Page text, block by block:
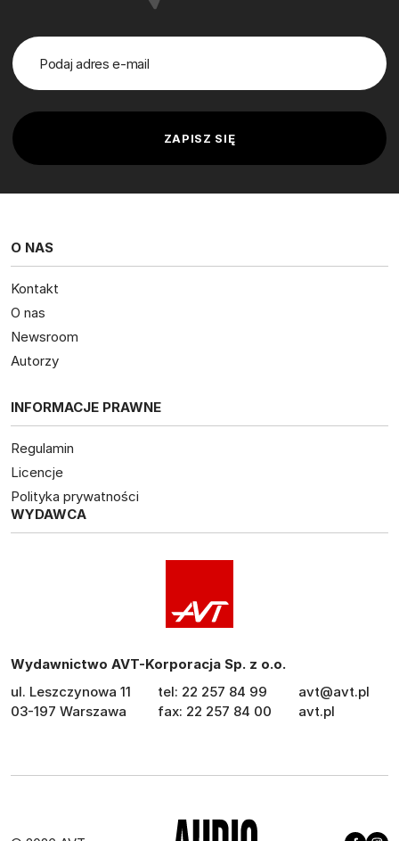
O NAS
Kontakt
O nas
Newsroom
Autorzy
INFORMACJE PRAWNE
Regulamin
Licencje
Polityka prywatności
WYDAWCA
Wydawnictwo AVT-Korporacja Sp. z o.o.
ul. Leszczynowa 11
03-197 Warszawa
tel: 22 257 84 99
fax: 22 257 84 00
avt@avt.pl
avt.pl